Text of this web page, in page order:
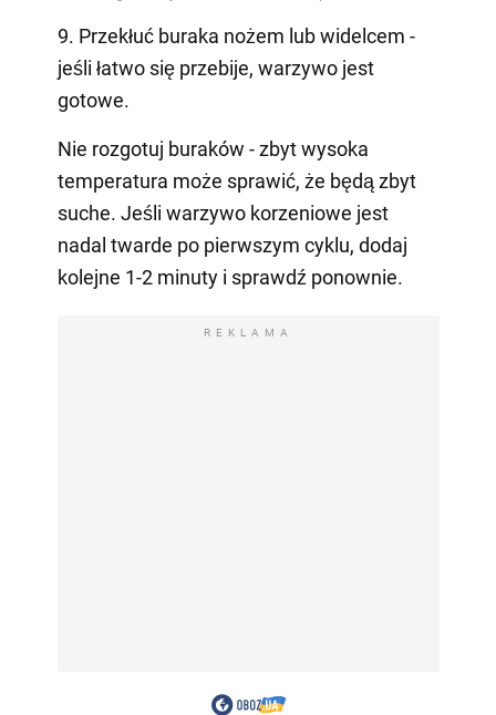
9. Przekłuć buraka nożem lub widelcem -
jeśli łatwo się przebije, warzywo jest
gotowe.
Nie rozgotuj buraków - zbyt wysoka
temperatura może sprawić, że będą zbyt
suche. Jeśli warzywo korzeniowe jest
nadal twarde po pierwszym cyklu, dodaj
kolejne 1-2 minuty i sprawdź ponownie.
REKLAMA